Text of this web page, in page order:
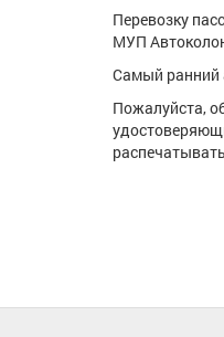
Перевозку
МУП
Самый ранний
Пожалуйста,